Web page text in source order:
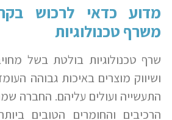
מדוע כדאי לרכוש
משרף טכנולוגיות
שרף טכנולוגיות בולטת בשל
ושיווק מוצרים באיכות גבוהה
התעשייה ועולים עליהם. החברה
הרכיבים והחומרים הטובים